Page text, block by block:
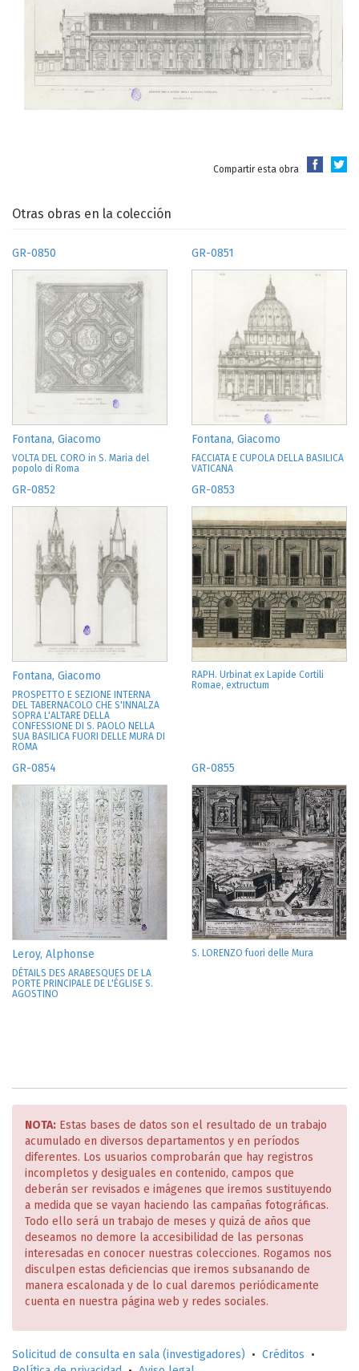
Compartir esta obra
Otras obras en la colección
GR-0850
Fontana, Giacomo
VOLTA DEL CORO in S. Maria del
popolo di Roma
GR-0851
Fontana, Giacomo
FACCIATA E CUPOLA DELLA BASILICA
VATICANA
GR-0852
Fontana, Giacomo
PROSPETTO E SEZIONE INTERNA
DEL TABERNACOLO CHE S'INNALZA
SOPRA L'ALTARE DELLA
CONFESSIONE DI S. PAOLO NELLA
SUA BASILICA FUORI DELLE MURA DI
ROMA
GR-0853
RAPH. Urbinat ex Lapide Cortili
Romae, extructum
GR-0854
Leroy, Alphonse
DÉTAILS DES ARABESQUES DE LA
PORTE PRINCIPALE DE L'ÉGLISE S.
AGOSTINO
GR-0855
S. LORENZO fuori delle Mura
NOTA: Estas bases de datos son el resultado de un trabajo
acumulado en diversos departamentos y en períodos
diferentes. Los usuarios comprobarán que hay registros
incompletos y desiguales en contenido, campos que
deberán ser revisados e imágenes que iremos sustituyendo
a medida que se vayan haciendo las campañas fotográficas.
Todo ello será un trabajo de meses y quizá de años que
deseamos no demore la accesibilidad de las personas
interesadas en conocer nuestras colecciones. Rogamos nos
disculpen estas deficiencias que iremos subsanando de
manera escalonada y de lo cual daremos periódicamente
cuenta en nuestra página web y redes sociales.
Solicitud de consulta en sala (investigadores) • Créditos •